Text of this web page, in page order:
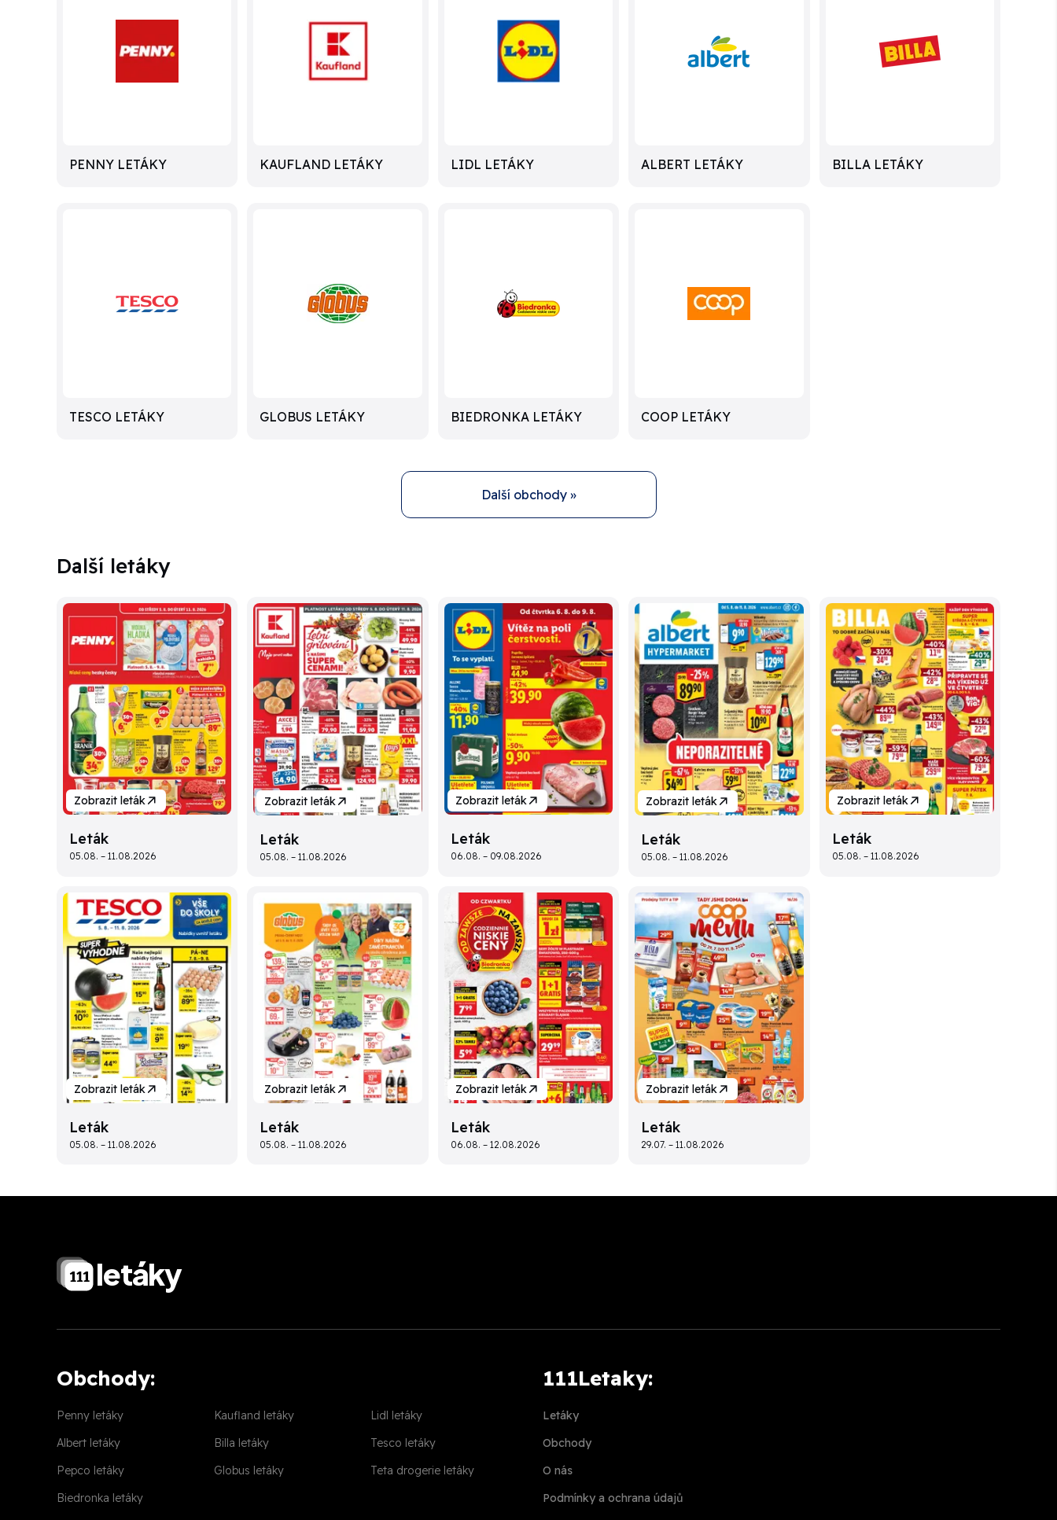
PENNY LETÁKY KAUFLAND LETÁKY LIDL LETÁKY ALBERT LETÁKY BILLA LETÁKY
TESCO LETÁKY GLOBUS LETÁKY BIEDRONKA LETÁKY COOP LETÁKY
Další obchody »
Další letáky
Zobrazit leták
Leták
05.08. – 11.08.2026
Zobrazit leták
Leták
05.08. – 11.08.2026
Zobrazit leták
Leták
06.08. – 09.08.2026
Zobrazit leták
Leták
05.08. – 11.08.2026
Zobrazit leták
Leták
05.08. – 11.08.2026
Zobrazit leták
Leták
05.08. – 11.08.2026
Zobrazit leták
Leták
05.08. – 11.08.2026
Zobrazit leták
Leták
06.08. – 12.08.2026
Zobrazit leták
Leták
29.07. – 11.08.2026
letáky
Obchody:
Penny letáky Kaufland letáky
Lidl letáky
Albert letáky
Billa letáky
Tesco letáky
Pepco letáky
Globus letáky
Teta drogerie letáky
Biedronka letáky
111Letaky:
Letáky
Obchody
O nás
Podmínky a ochrana údajů